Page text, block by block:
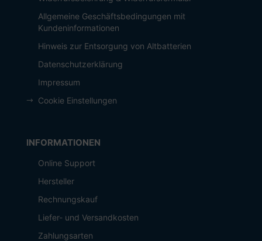
Allgemeine Geschäftsbedingungen mit
Kundeninformationen
Hinweis zur Entsorgung von Altbatterien
Datenschutzerklärung
Impressum
Cookie Einstellungen
INFORMATIONEN
Online Support
Hersteller
Rechnungskauf
Liefer- und Versandkosten
Zahlungsarten